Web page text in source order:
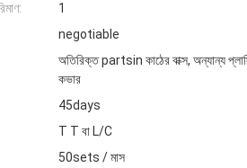
1
negotiable
অতিরিক্ত partsin কাঠের বাক্স, অন্যান্য
কভার
45days
T T বা L/C
50sets / মাস